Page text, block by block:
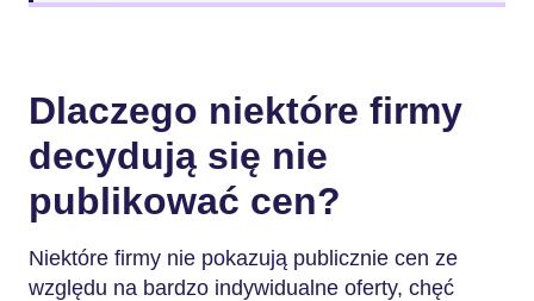
Dlaczego niektóre firmy
decydują się nie
publikować cen?
Niektóre firmy nie pokazują publicznie cen ze
względu na bardzo indywidualne oferty, chęć